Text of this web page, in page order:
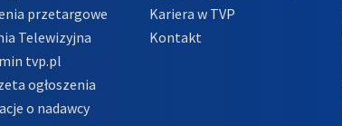
przetargowe
Telewizyjna
tvp.pl
ogłoszenia
o nadawcy
Kariera w TVP
Kontakt